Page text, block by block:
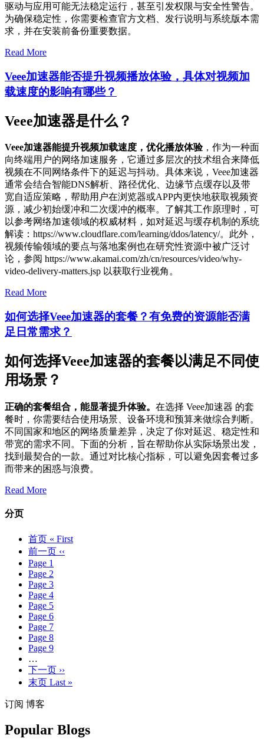
驱动与应用可能无法稳定运行，甚至引发权限与安全性警告。
为确保稳定性，你需要检查官方文档、发行说明与系统版本需
求，并在安装前备份重要数据。
Read More
Veee加速器能否提升视频播放体验，具体对视频加
载速度的影响有哪些？
Veee加速器是什么？
Veee加速器能提升视频加载速度，优化播放体验，作为一种面
向终端用户的网络加速服务，它通过多层次的技术组合来降低
视频在不同网络条件下的延迟与抖动。具体来说，Veee加速器
通常会结合智能DNS解析、路径优化、边缘节点缓存以及带
宽自适应策略，帮助用户在浏览器或APP内更快地获取视频资
源，减少初始缓冲和二次缓冲的概率。了解其工作原理时，可
以参考网络加速领域的权威材料，如对延迟与缓存机制的系统
解读：https://www.cloudflare.com/learning/ddos/latency/。此外，
视频传输领域的要点与落地案例也在研究性资源中被广泛讨
论，参阅 https://www.akamai.com/zh/cn/resources/video/why-
video-delivery-matters.jsp 以获取行业视角。
Read More
如何选择Veee加速器的套餐？有免费的资源能否满
足日常需求？
如何选择Veee加速器的套餐以满足不同使
用场景？
正确的套餐组合，能显著提升体验。 在选择 Veee加速器 的套
餐时，你需要结合使用场景、设备环境和预算来做综合判断。
不同国家和地区的网络质量差异，决定了你对延迟、稳定性和
带宽的需求不同。下面的分析，旨在帮助你从实际场景出发，
找到最契合的一款。通过对比核心指标，可以避免因套餐过多
而带来的困惑与浪费。
Read More
分页
首页 « First
前一页 ‹‹
Page 1
Page 2
Page 3
Page 4
Page 5
Page 6
Page 7
Page 8
Page 9
…
下一页 ››
末页 Last »
订阅 博客
Popular Blogs